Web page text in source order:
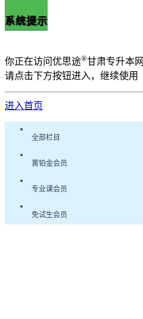
系统提示
你正在访问优思途®甘肃专升本网
请点击下方按钮进入，继续使用
进入首页
全部栏目
黄铂金会员
专业课会员
免试生会员